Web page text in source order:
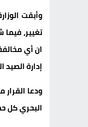
تغيير،
ان أي
إدارة
ودعا
البحري كل